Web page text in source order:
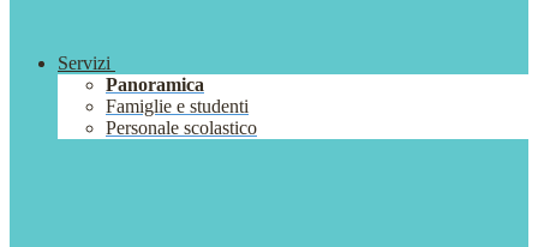
Servizi
Panoramica
Famiglie e studenti
Personale scolastico